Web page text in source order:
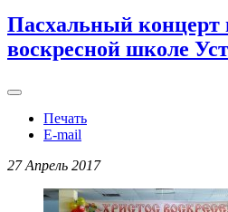
Пасхальный концерт
воскресной школе
Печать
E-mail
27 Апрель 2017